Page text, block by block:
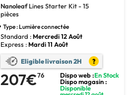
NanoleafLines Starter Kit - 15
pièces
Type : Lumière connectée
Standard : Mercredi 12 Août
Express : Mardi 11 Août
Eligible livraison 2H ?
207€76 Dispo web :En Stock
Dispo magasin :
Disponible